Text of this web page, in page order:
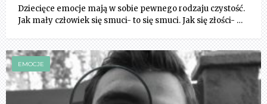
Dziecięce emocje mają w sobie pewnego rodzaju czystość.
Jak mały człowiek się smuci- to się smuci. Jak się złości- …
EMOCJE